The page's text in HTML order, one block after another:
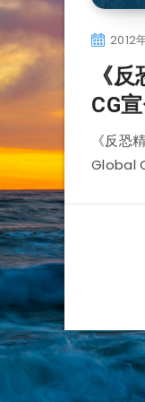
2012
《
CG
《反恐
Global